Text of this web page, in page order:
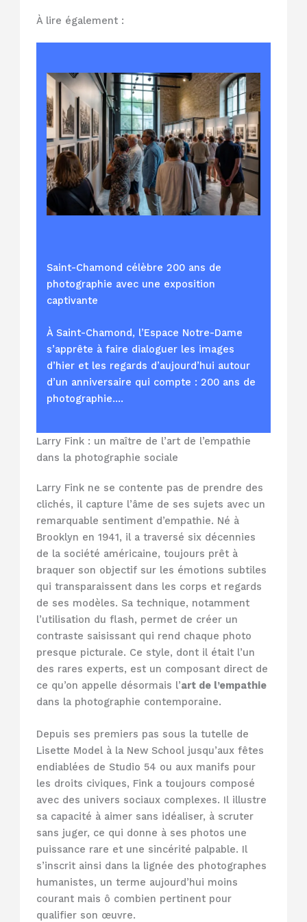
À lire également :
Saint-Chamond célèbre 200 ans de
photographie avec une exposition
captivante
À Saint-Chamond, l’Espace Notre-Dame
s’apprête à faire dialoguer les images
d’hier et les regards d’aujourd’hui autour
d’un anniversaire qui compte : 200 ans de
photographie.…
Larry Fink : un maître de l’art de l’empathie
dans la photographie sociale
Larry Fink ne se contente pas de prendre des
clichés, il capture l’âme de ses sujets avec un
remarquable sentiment d’empathie. Né à
Brooklyn en 1941, il a traversé six décennies
de la société américaine, toujours prêt à
braquer son objectif sur les émotions subtiles
qui transparaissent dans les corps et regards
de ses modèles. Sa technique, notamment
l’utilisation du flash, permet de créer un
contraste saisissant qui rend chaque photo
presque picturale. Ce style, dont il était l’un
des rares experts, est un composant direct de
ce qu’on appelle désormais l’art de l’empathie
dans la photographie contemporaine.
Depuis ses premiers pas sous la tutelle de
Lisette Model à la New School jusqu’aux fêtes
endiablées de Studio 54 ou aux manifs pour
les droits civiques, Fink a toujours composé
avec des univers sociaux complexes. Il illustre
sa capacité à aimer sans idéaliser, à scruter
sans juger, ce qui donne à ses photos une
puissance rare et une sincérité palpable. Il
s’inscrit ainsi dans la lignée des photographes
humanistes, un terme aujourd’hui moins
courant mais ô combien pertinent pour
qualifier son œuvre.